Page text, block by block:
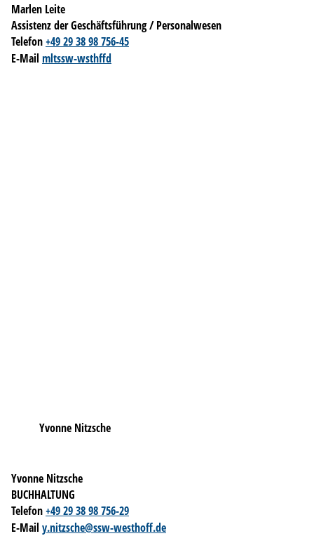
Marlen Leite
Assistenz der Geschäftsführung / Personalwesen
Telefon+49 29 38 98 756-45
E-Mail mltssw-wsthffd
Yvonne Nitzsche
Yvonne Nitzsche
BUCHHALTUNG
Telefon+49 29 38 98 756-29
E-Mail y.nitzsche@ssw-westhoff.de